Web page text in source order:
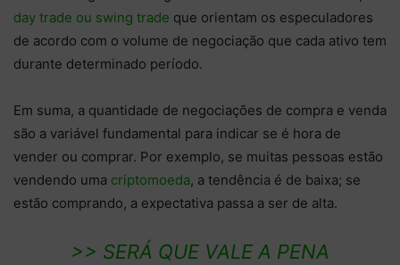
day trade ou swing trade que orientam os especuladores
de acordo com o volume de negociação que cada ativo tem
durante determinado período.
Em suma, a quantidade de negociações de compra e venda
são a variável fundamental para indicar se é hora de
vender ou comprar. Por exemplo, se muitas pessoas estão
vendendo uma criptomoeda, a tendência é de baixa; se
estão comprando, a expectativa passa a ser de alta.
>> SERÁ QUE VALE A PENA